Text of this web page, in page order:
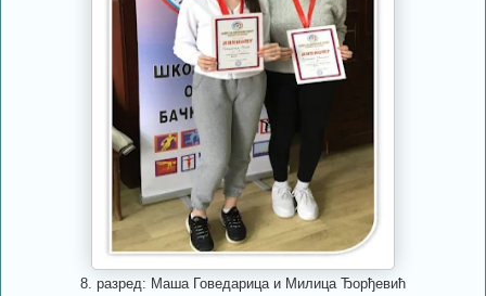
8. разред: Маша Говедарица и Милица Ђорђевић